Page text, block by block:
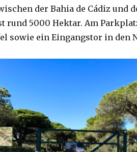
der Bahia de Cádiz und
rund 5000 Hektar. Am
sowie ein Eingangstor in den